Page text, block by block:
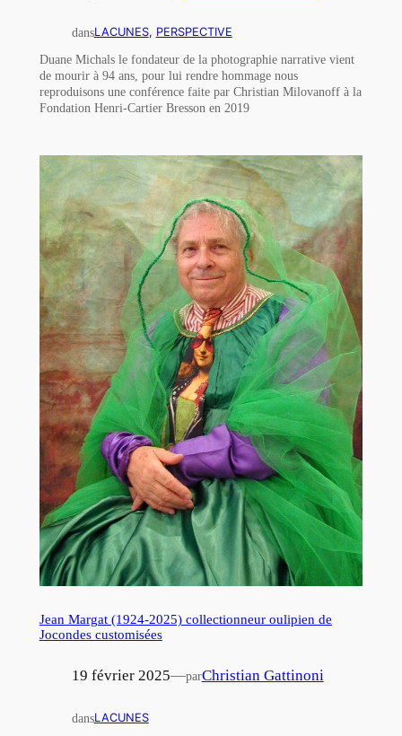
dansLACUNES, PERSPECTIVE
Duane Michals le fondateur de la photographie narrative vient
de mourir à 94 ans, pour lui rendre hommage nous
reproduisons une conférence faite par Christian Milovanoff à la
Fondation Henri-Cartier Bresson en 2019
Jean Margat (1924-2025) collectionneur oulipien de
Jocondes customisées
19 février 2025—parChristian Gattinoni
dansLACUNES